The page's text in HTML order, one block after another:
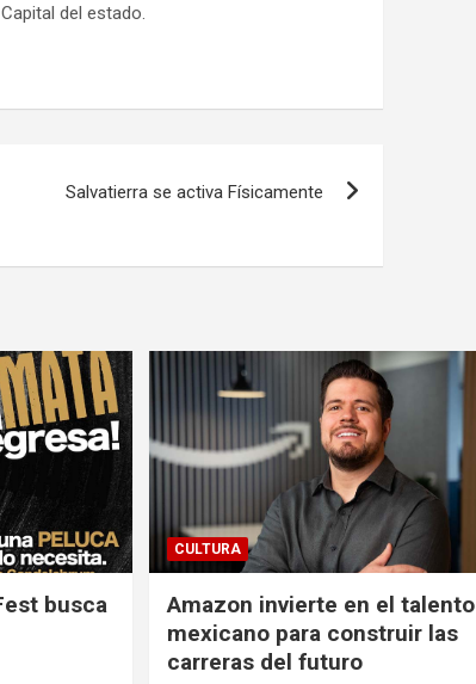
del estado.
Salvatierra se activa Físicamente
busca
CULTURA
Amazon invierte en el talento
mexicano para construir las
carreras del futuro